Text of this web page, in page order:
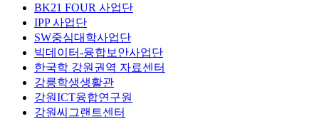
BK21 FOUR 사업단
IPP 사업단
SW중심대학사업단
빅데이터-융합보안사업단
한국학 강원권역 자료센터
강릉학생생활관
강원ICT융합연구원
강원씨그랜트센터